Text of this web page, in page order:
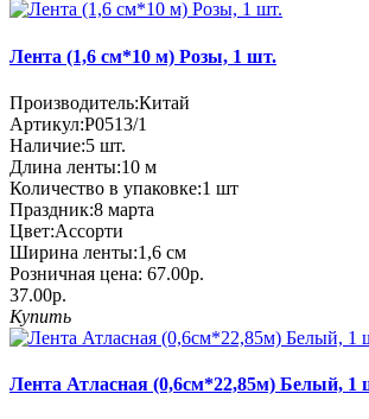
Лента (1,6 см*10 м) Розы, 1 шт.
Производитель:Китай
Артикул:P0513/1
Наличие:5 шт.
Длина ленты:10 м
Количество в упаковке:1 шт
Праздник:8 марта
Цвет:Ассорти
Ширина ленты:1,6 см
Розничная цена: 67.00р.
37.00р.
Купить
Лента Атласная (0,6см*22,85м) Белый, 1